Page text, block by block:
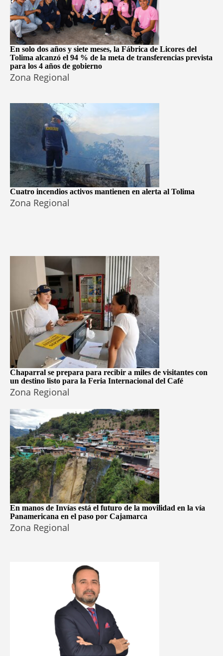
En solo dos años y siete meses, la Fábrica de Licores del
Tolima alcanzó el 94 % de la meta de transferencias prevista
para los 4 años de gobierno
Zona Regional
Cuatro incendios activos mantienen en alerta al Tolima
Zona Regional
Chaparral se prepara para recibir a miles de visitantes con
un destino listo para la Feria Internacional del Café
Zona Regional
En manos de Invías está el futuro de la movilidad en la vía
Panamericana en el paso por Cajamarca
Zona Regional